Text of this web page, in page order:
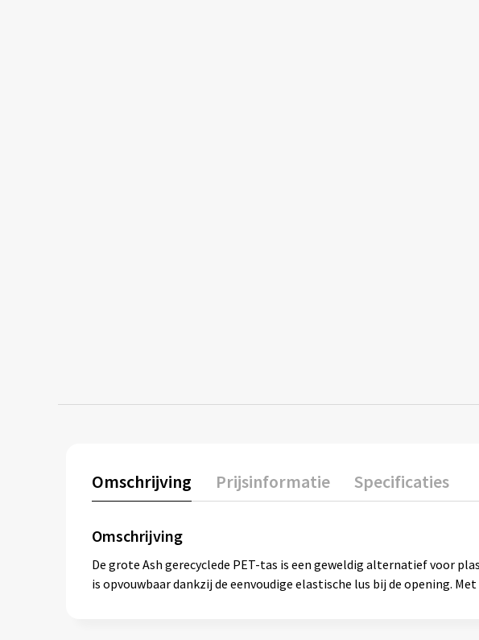
Omschrijving Prijsinformatie Specificaties
Omschrijving
De grote Ash gerecyclede PET-tas is een geweldig alternatief voor
is opvouwbaar dankzij de eenvoudige elastische lus bij de opening.